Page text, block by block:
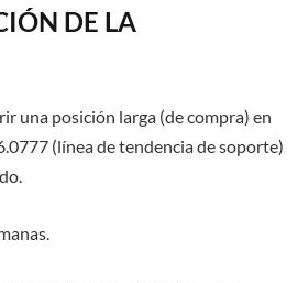
DE LA
una posición larga (de compra) en
(línea de tendencia de soporte)